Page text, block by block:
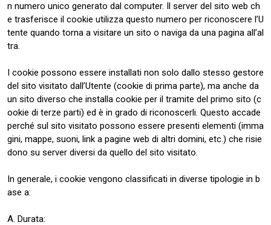
n numero unico generato dal computer. Il server del sito web ch
e trasferisce il cookie utilizza questo numero per riconoscere l’U
tente quando torna a visitare un sito o naviga da una pagina all’al
tra.
I cookie possono essere installati non solo dallo stesso gestore
del sito visitato dall’Utente (cookie di prima parte), ma anche da
un sito diverso che installa cookie per il tramite del primo sito (c
ookie di terze parti) ed è in grado di riconoscerli. Questo accade
perché sul sito visitato possono essere presenti elementi (imma
gini, mappe, suoni, link a pagine web di altri domini, etc.) che risie
dono su server diversi da quello del sito visitato.
In generale, i cookie vengono classificati in diverse tipologie in b
ase a:
A. Durata: